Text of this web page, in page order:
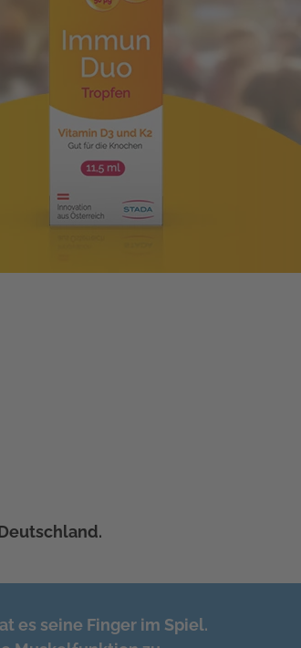
es seine Finger im Spiel.